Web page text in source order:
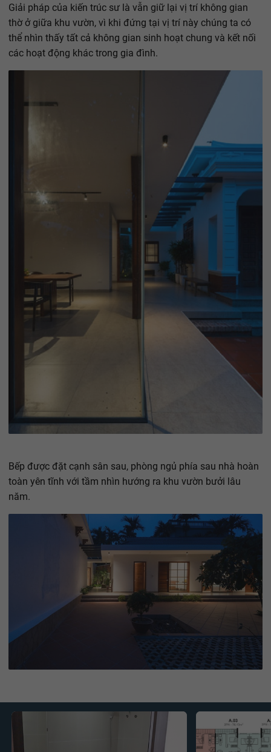
Giải pháp của kiến trúc sư là vẫn giữ lại vị trí không gian
thờ ở giữa khu vườn, vì khi đứng tại vị trí này chúng ta có
thể nhìn thấy tất cả không gian sinh hoạt chung và kết nối
các hoạt động khác trong gia đình.
Bếp được đặt cạnh sân sau, phòng ngủ phía sau nhà hoàn
toàn yên tĩnh với tầm nhìn hướng ra khu vườn bưởi lâu
năm.